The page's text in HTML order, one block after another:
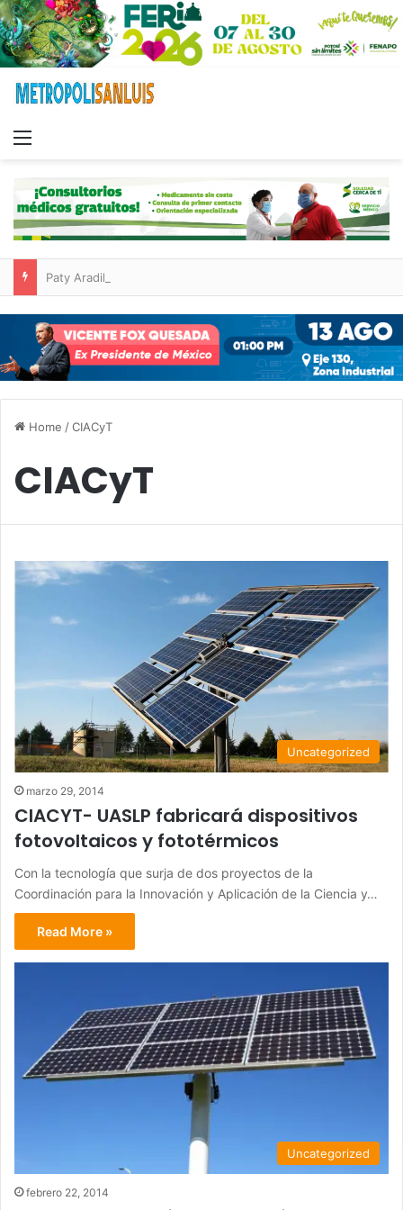
Home /CIACyT
CIACyT
Uncategorized
marzo 29, 2014
CIACYT- UASLP fabricará dispositivos
fotovoltaicos y fototérmicos
Con la tecnología que surja de dos proyectos de la
Coordinación para la Innovación y Aplicación de la Ciencia y…
Read More »
Uncategorized
febrero 22, 2014